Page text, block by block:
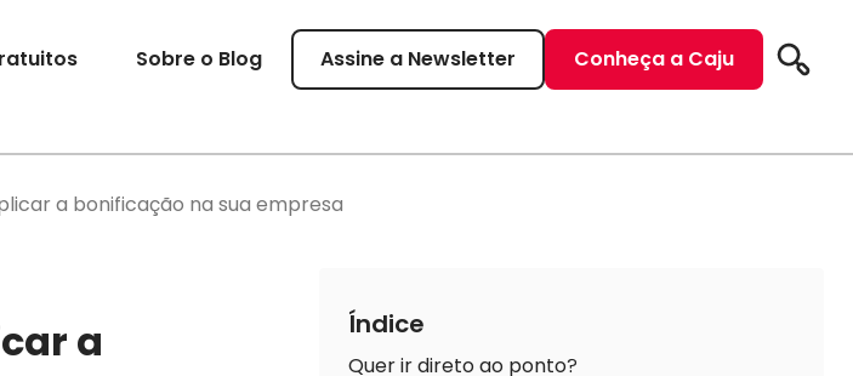
Sobre o Blog Assine a Newsletter Conheça a Caju
a bonificação na sua empresa
a
Índice
Quer ir direto ao ponto?